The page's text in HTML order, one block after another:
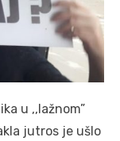
u ,,lažnom”
jutros je ušlo